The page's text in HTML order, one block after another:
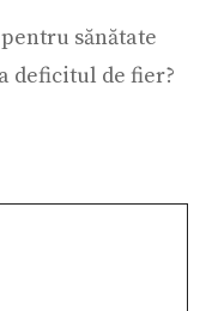
sănătate
deficitul de fier?